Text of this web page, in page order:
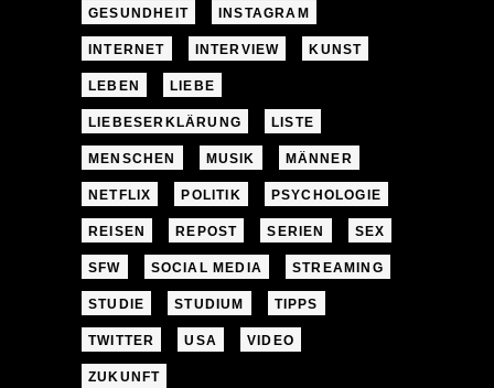
GESUNDHEIT INSTAGRAM
INTERNET INTERVIEW KUNST
LEBEN LIEBE
LIEBESERKLÄRUNG LISTE
MENSCHEN MUSIK MÄNNER
NETFLIX POLITIK PSYCHOLOGIE
REISEN REPOST SERIEN SEX
SFW SOCIAL MEDIA STREAMING
STUDIE STUDIUM TIPPS
TWITTER USA VIDEO
ZUKUNFT